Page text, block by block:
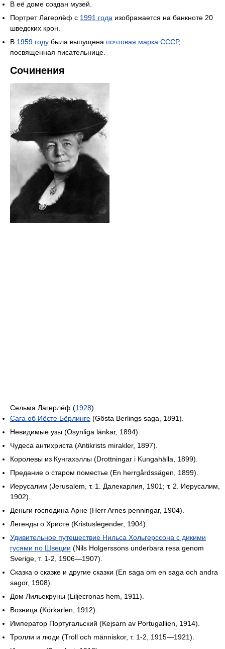
В её доме создан музей.
Портрет Лагерлёф с 1991 года изображается на банкноте 20
шведских крон.
В 1959 году была выпущена почтовая марка СССР,
посвященная писательнице.
Сочинения
Сельма Лагерлёф (1928)
Сага об Иёсте Бёрлинге (Gösta Berlings saga, 1891).
Невидимые узы (Osynliga länkar, 1894).
Чудеса антихриста (Antikrists mirakler, 1897).
Королевы из Кунгахэллы (Drottningar i Kungahälla, 1899).
Предание о старом поместье (En herrgårdssägen, 1899).
Иерусалим (Jerusalem, т. 1. Далекарлия, 1901; т. 2. Иерусалим,
1902).
Деньги господина Арне (Herr Arnes penningar, 1904).
Легенды о Христе (Kristuslegender, 1904).
Удивительное путешествие Нильса Хольгерссона с дикими
гусями по Швеции (Nils Holgerssons underbara resa genom
Sverige, т. 1-2, 1906—1907).
Сказка о сказке и другие сказки (En saga om en saga och andra
sagor, 1908).
Дом Лильекруны (Liljecronas hem, 1911).
Возница (Körkarlen, 1912).
Император Португальский (Kejsarn av Portugallien, 1914).
Тролли и люди (Troll och människor, т. 1-2, 1915—1921).